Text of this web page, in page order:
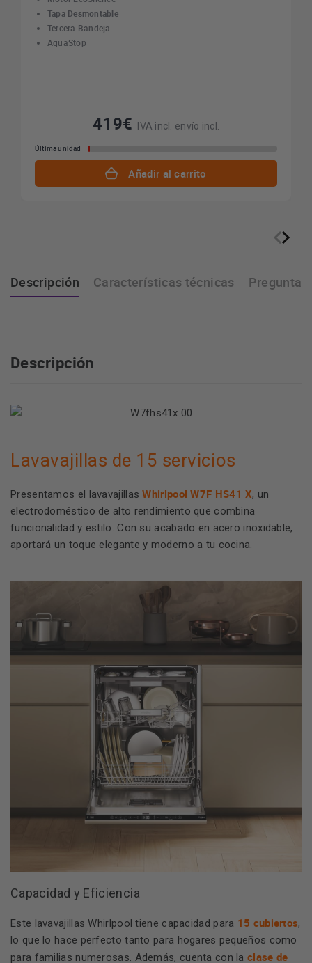
Tapa Desmontable
Tercera Bandeja
AquaStop
419€ IVA incl. envío incl.
Última unidad
Añadir al carrito
Descripción Características técnicas
Descripción
Lavavajillas de 15 servicios
Presentamos el lavavajillasWhirlpool W7F HS41 X, un
electrodoméstico de alto rendimiento que combina
funcionalidad y estilo. Con su acabado en acero inoxidable,
aportará un toque elegante y moderno a tu cocina.
Capacidad y Eficiencia
Este lavavajillas Whirlpool tiene capacidad para 15 cubiertos,
lo que lo hace perfecto tanto para hogares pequeños como
para familias numerosas. Además, cuenta con laclase de